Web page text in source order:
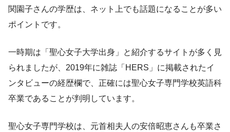
関園子さんの学歴は、ネット上でも話題になることが多い
ポイントです。
一時期は「聖心女子大学出身」と紹介するサイトが多く見
られましたが、2019年に雑誌「HERS」に掲載されたイ
ンタビューの経歴欄で、正確には聖心女子専門学校英語科
卒業であることが判明しています。
聖心女子専門学校は、元首相夫人の安倍昭恵さんも卒業さ